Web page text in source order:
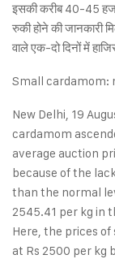
इसकी करीब 40-45
रुकी होने की जानकारी
वाले एक-दो दिनों में
Small cardamom:
New Delhi, 19
cardamom
average auction
because of the
than the normal
2545.41 per kg in
Here, the prices
at Rs 2500 per kg